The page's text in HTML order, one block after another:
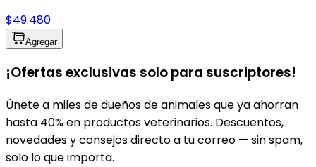
$49.480
Agregar
¡Ofertas exclusivas solo para suscriptores!
Únete a miles de dueños de animales que ya ahorran
hasta 40% en productos veterinarios. Descuentos,
novedades y consejos directo a tu correo — sin spam,
solo lo que importa.